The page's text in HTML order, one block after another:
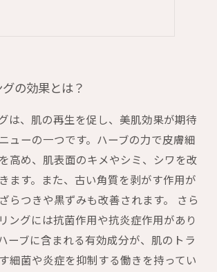
の効果とは？
は、肌の再生を促し、美肌効果が期待
ューの一つです。ハーブの力で皮膚細
高め、肌表面のキメやシミ、シワを改
ます。また、古い角質を剥がす作用が
らつきや黒ずみも改善されます。 さら
ングには抗菌作用や抗炎症作用があり
ーブに含まれる有効成分が、肌のトラ
細菌や炎症を抑制する働きを持ってい